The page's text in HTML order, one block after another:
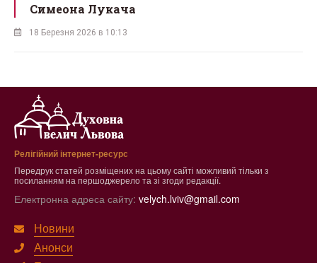
Симеона Лукача
18 Березня 2026 в 10:13
Релігійний інтернет-ресурс
Передрук статей розміщених на цьому сайті можливий тільки з
посиланням на першоджерело та зі згоди редакції.
Електронна адреса сайту: velych.lviv@gmail.com
Новини
Анонси